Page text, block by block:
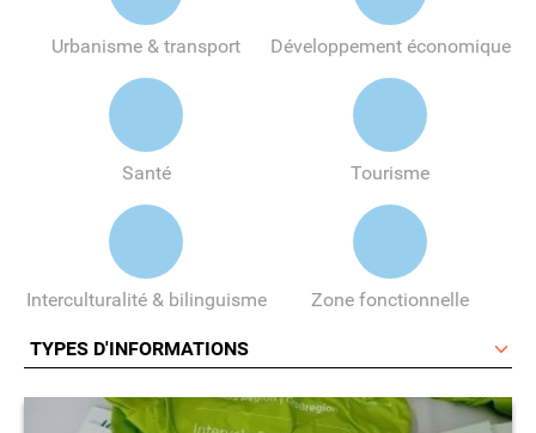
Urbanisme & transport Développement économique
Santé Tourisme
Interculturalité & bilinguisme Zone fonctionnelle